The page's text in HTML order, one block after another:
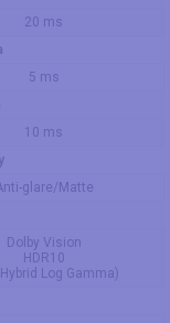
20 ms
5 ms
10 ms
glare/Matte
Dolby Vision
HDR10
Log Gamma)